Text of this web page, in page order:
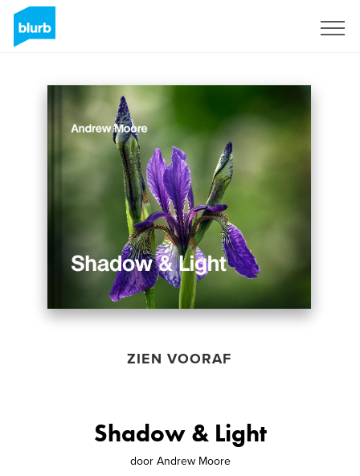
ZIEN VOORAF
Shadow & Light
door Andrew Moore